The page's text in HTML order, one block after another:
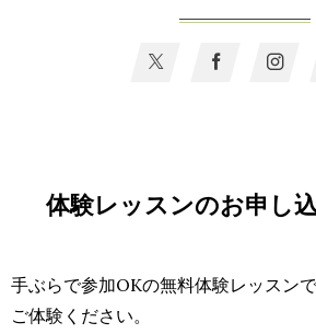
体験レッスンのお申し
手ぶらで参加OKの無料体験レッスン
ご体験ください。